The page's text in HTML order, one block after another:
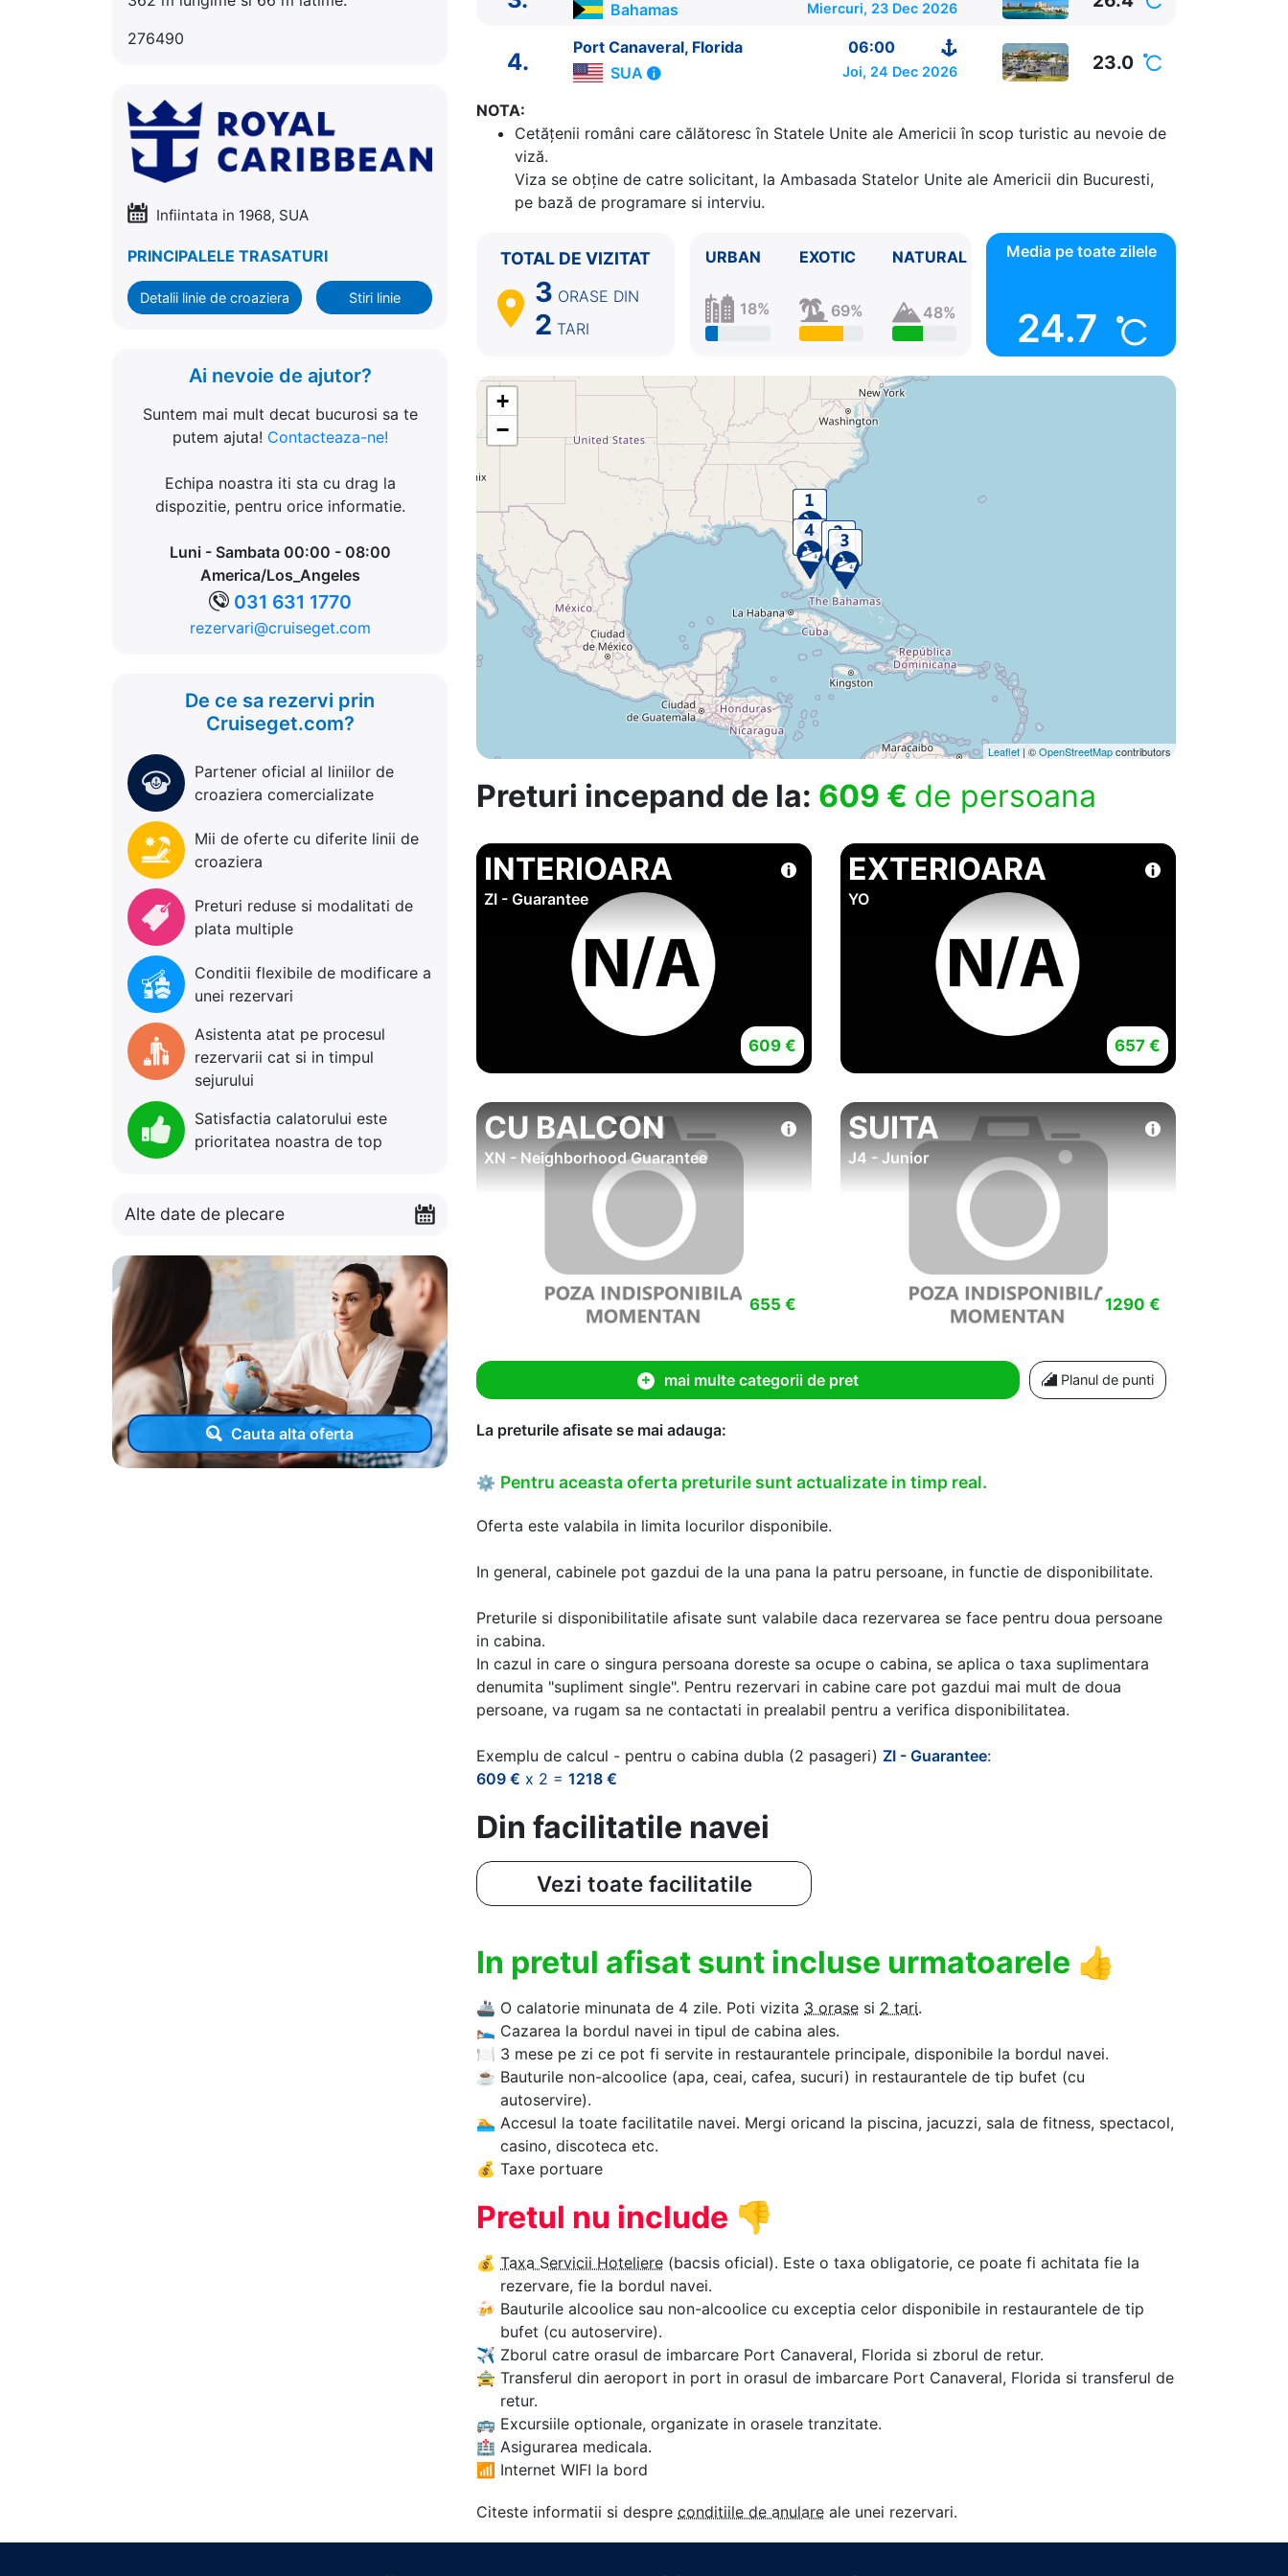
276490
Infiintata in 1968, SUA
PRINCIPALELE TRASATURI
Detalii linie de croaziera Stiri linie
Ai nevoie de ajutor?
Suntem mai mult decat bucurosi sa te
putem ajuta! Contacteaza-ne!
Echipa noastra iti sta cu drag la
dispozitie, pentru orice informatie.
Luni - Sambata 00:00 - 08:00
America/Los_Angeles
031 631 1770
rezervari@cruiseget.com
De ce sa rezervi prin
Cruiseget.com?
Partener oficial al liniilor de
croaziera comercializate
Mii de oferte cu diferite linii de
croaziera
Preturi reduse si modalitati de
plata multiple
Conditii flexibile de modificare a
unei rezervari
Asistenta atat pe procesul
rezervarii cat si in timpul
sejurului
Satisfactia calatorului este
prioritatea noastra de top
Alte date de plecare
Cauta alta oferta
ITINERARIU
Ziua | Portul | Sosire - Plecare
1. Port Canaveral, Florida SUA ⚓ - 16:00
Cococay
3. Nassau Bahamas
07:00 - 14:30
4. Port Canaveral, Florida SUA 06:00 - ⚓
Bahamas
Miercuri, 23 Dec 2026
4.
Port Canaveral, Florida
06:00
SUA
Joi, 24 Dec 2026 23.0
NOTA:
Cetăţenii români care călătoresc în Statele Unite ale Americii în scop turistic au nevoie de
viză.
Viza se obține de catre solicitant, la Ambasada Statelor Unite ale Americii din Bucuresti,
pe bază de programare si interviu.
TOTAL DE VIZITAT
3 ORASE DIN
2 TARI
URBAN
18%
EXOTIC
69%
NATURAL
48%
Media pe toate zilele
24.7
+
−
Leaflet| ©OpenStreetMapcontributors
Preturi incepand de la: 609 € de persoana
INTERIOARA
ZI - Guarantee
609 €
EXTERIOARA
YO
657 €
CU BALCON
XN - Neighborhood Guarantee
655 €
SUITA
J4 - Junior
1290 €
mai multe categorii de pret Planul de punti
La preturile afisate se mai adauga:
⚙ Pentru aceasta oferta preturile sunt actualizate in timp real.
Oferta este valabila in limita locurilor disponibile.
In general, cabinele pot gazdui de la una pana la patru persoane, in functie de disponibilitate.
Preturile si disponibilitatile afisate sunt valabile daca rezervarea se face pentru doua persoane
in cabina.
In cazul in care o singura persoana doreste sa ocupe o cabina, se aplica o taxa suplimentara
denumita "supliment single". Pentru rezervari in cabine care pot gazdui mai mult de doua
persoane, va rugam sa ne contactati in prealabil pentru a verifica disponibilitatea.
Exemplu de calcul - pentru o cabina dubla (2 pasageri) ZI - Guarantee:
609 € x 2 = 1218 €
Din facilitatile navei
Vezi toate facilitatile
In pretul afisat sunt incluse urmatoarele 👍
🚢 O calatorie minunata de 4 zile. Poti vizita 3 orase si 2 tari.
🛌 Cazarea la bordul navei in tipul de cabina ales.
🍽 3 mese pe zi ce pot fi servite in restaurantele principale, disponibile la bordul navei.
☕ Bauturile non-alcoolice (apa, ceai, cafea, sucuri) in restaurantele de tip bufet (cu
autoservire).
🏊‍ Accesul la toate facilitatile navei. Mergi oricand la piscina, jacuzzi, sala de fitness, spectacol,
casino, discoteca etc.
💰 Taxe portuare
Pretul nu include 👎
💰 Taxa Servicii Hoteliere (bacsis oficial). Este o taxa obligatorie, ce poate fi achitata fie la
rezervare, fie la bordul navei.
🍻 Bauturile alcoolice sau non-alcoolice cu exceptia celor disponibile in restaurantele de tip
bufet (cu autoservire).
✈ Zborul catre orasul de imbarcare Port Canaveral, Florida si zborul de retur.
🚖 Transferul din aeroport in port in orasul de imbarcare Port Canaveral, Florida si transferul de
retur.
🚌 Excursiile optionale, organizate in orasele tranzitate.
🏥 Asigurarea medicala.
📶 Internet WIFI la bord
Citeste informatii si despre conditiile de anulare ale unei rezervari.